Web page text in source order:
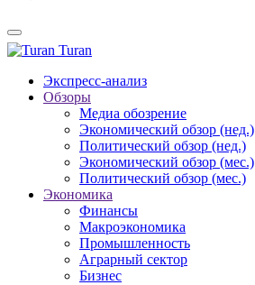
Turan
Экспресс-анализ
Обзоры
Медиа обозрение
Экономический обзор (нед.)
Политический обзор (нед.)
Экономический обзор (мес.)
Политический обзор (мес.)
Экономика
Финансы
Макроэкономика
Промышленность
Аграрный сектор
Бизнес